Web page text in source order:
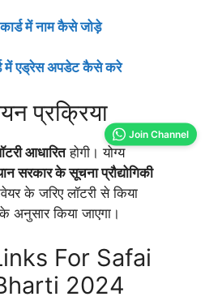
में नाम कैसे जोड़े
में एड्रेस अपडेट कैसे करे
प्रक्रिया
आधारितहोगी। योग्य
सरकार के सूचना प्रौद्योगिकी
के जरिए लॉटरी से किया
अनुसार किया जाएगा।
For Safai
2024
Join Channel